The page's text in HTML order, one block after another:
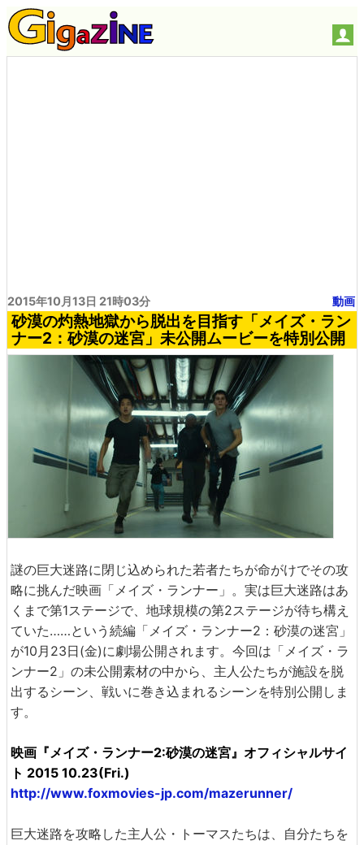
2015年10月13日 21時03分 動画
砂漠の灼熱地獄から脱出を目指す「メイズ・ラン
ナー2：砂漠の迷宮」未公開ムービーを特別公開
謎の巨大迷路に閉じ込められた若者たちが命がけでその攻
略に挑んだ映画「メイズ・ランナー」。実は巨大迷路はあ
くまで第1ステージで、地球規模の第2ステージが待ち構え
ていた……という続編「メイズ・ランナー2：砂漠の迷宮」
が10月23日(金)に劇場公開されます。今回は「メイズ・ラ
ンナー2」の未公開素材の中から、主人公たちが施設を脱
出するシーン、戦いに巻き込まれるシーンを特別公開しま
す。
映画『メイズ・ランナー2:砂漠の迷宮』オフィシャルサイ
ト 2015 10.23(Fri.)
http://www.foxmovies-jp.com/mazerunner/
巨大迷路を攻略した主人公・トーマスたちは、自分たちを